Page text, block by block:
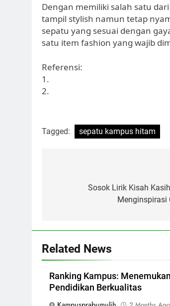
Dengan memiliki salah satu
tampil stylish namun tetap
sepatu yang sesuai dengan
satu item fashion yang wajib
Referensi:
1.
2.
Tagged: sepatu kampus hitam
navigationSosok Lirik Kisah
Menginspirasi
Related News
Ranking Kampus:
Pendidikan Berkualitas